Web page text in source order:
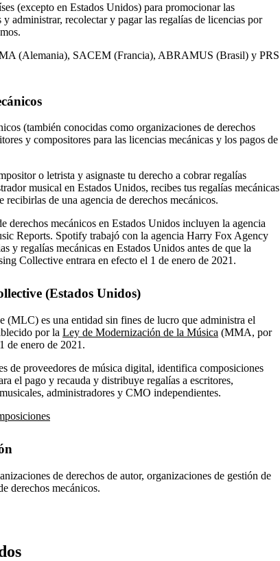
(excepto en Estados Unidos) para promocionar las
administrar, recolectar y pagar las regalías de licencias por
(Alemania), SACEM (Francia), ABRAMUS (Brasil) y PRS
(también conocidas como organizaciones de derechos
y compositores para las licencias mecánicas y los pagos de
o letrista y asignaste tu derecho a cobrar regalías
musical en Estados Unidos, recibes tus regalías mecánicas
recibirlas de una agencia de derechos mecánicos.
derechos mecánicos en Estados Unidos incluyen la agencia
Reports. Spotify trabajó con la agencia Harry Fox Agency
y regalías mecánicas en Estados Unidos antes de que la
Collective entrara en efecto el 1 de enero de 2021.
(Estados Unidos)
(MLC) es una entidad sin fines de lucro que administra el
por la Ley de Modernización de la Música (MMA, por
de enero de 2021.
de proveedores de música digital, identifica composiciones
el pago y recauda y distribuye regalías a escritores,
administradores y CMO independientes.
de derechos de autor, organizaciones de gestión de
derechos mecánicos.